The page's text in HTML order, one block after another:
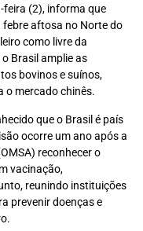
feira (2), informa que
febre aftosa no Norte do
como livre da
Brasil amplie as
bovinos e suínos,
o mercado chinês.
que o Brasil é país
ocorre um ano após a
reconhecer o
vacinação,
reunindo instituições
prevenir doenças e